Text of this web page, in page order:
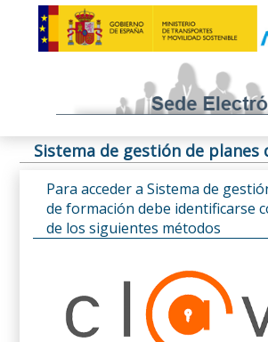
Sistema de gestión de planes
Para acceder a Sistema de
de formación debe identificarse
de los siguientes métodos